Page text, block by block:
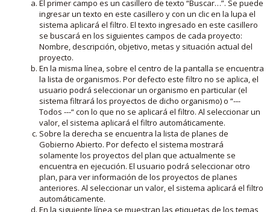
El primer campo es un casillero de texto “Buscar…”. Se puede
ingresar un texto en este casillero y con un clic en la lupa el
sistema aplicará el filtro. El texto ingresado en este casillero
se buscará en los siguientes campos de cada proyecto:
Nombre, descripción, objetivo, metas y situación actual del
proyecto.
En la misma línea, sobre el centro de la pantalla se encuentra
la lista de organismos. Por defecto este filtro no se aplica, el
usuario podrá seleccionar un organismo en particular (el
sistema filtrará los proyectos de dicho organismo) o “---
Todos ---“ con lo que no se aplicará el filtro. Al seleccionar un
valor, el sistema aplicará el filtro automáticamente.
Sobre la derecha se encuentra la lista de planes de
Gobierno Abierto. Por defecto el sistema mostrará
solamente los proyectos del plan que actualmente se
encuentra en ejecución. El usuario podrá seleccionar otro
plan, para ver información de los proyectos de planes
anteriores. Al seleccionar un valor, el sistema aplicará el filtro
automáticamente.
En la siguiente línea se muestran las etiquetas de los temas